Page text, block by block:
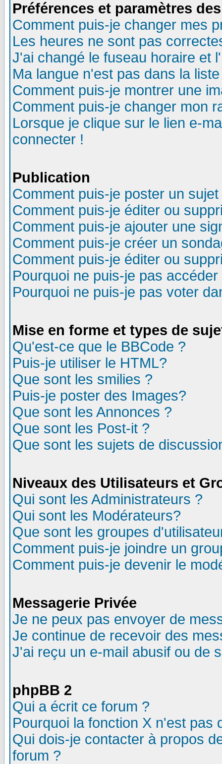
Préférences et paramètres
Comment puis-je changer mes
Les heures ne sont pas
J'ai changé le fuseau horaire et
Ma langue n'est pas dans la
Comment puis-je montrer une
Comment puis-je changer mon
Lorsque je clique sur le lien e-
connecter !
Publication
Comment puis-je poster un
Comment puis-je éditer ou
Comment puis-je ajouter une
Comment puis-je créer un
Comment puis-je éditer ou
Pourquoi ne puis-je pas
Pourquoi ne puis-je pas voter
Mise en forme et types de
Qu'est-ce que le BBCode ?
Puis-je utiliser le HTML?
Que sont les smilies ?
Puis-je poster des Images?
Que sont les Annonces ?
Que sont les Post-it ?
Que sont les sujets de
Niveaux des Utilisateurs et
Qui sont les Administrateurs ?
Qui sont les Modérateurs?
Que sont les groupes
Comment puis-je joindre un
Comment puis-je devenir le
Messagerie Privée
Je ne peux pas envoyer de
Je continue de recevoir des
J'ai reçu un e-mail abusif ou de
phpBB 2
Qui a écrit ce forum ?
Pourquoi la fonction X n'est pas
Qui dois-je contacter à propos
forum ?